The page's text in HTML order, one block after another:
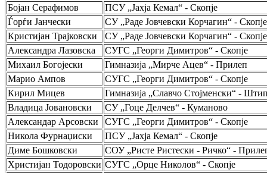
Бојан Серафимов
ПСУ „Јахја Кемал“ - Скопје
Ѓорѓи Јанчески
СУ „Раде Јовчевски Корчагин“ - Скопје
Кристијан Трајковски
СУ „Раде Јовчевски Корчагин“ - Скопје
Александра Лазовска
СУГС „Георги Димитров“ - Скопје
Михаил Богојески
Гимназија „Мирче Ацев“ - Прилеп
Марио Ампов
СУГС „Георги Димитров“ - Скопје
Кирил Мицев
Гимназија „Славчо Стојменски“ -
Владица Јовановски
СУ „Гоце Делчев“ - Куманово
Александар Арсовски
СУГС „Георги Димитров“ - Скопје
Никола Фурнаџиски
ПСУ „Јахја Кемал“ - Скопје
Диме Бошковски
СОУ „Ристе Ристески - Ричко“ -
Христијан Тодоровски СУГС „Орце Николов“ - Скопје